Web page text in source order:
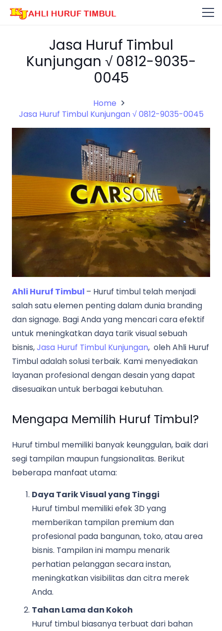
Jasa Huruf Timbul
Kunjungan √ 0812-9035-
0045
Home
Jasa Huruf Timbul Kunjungan √ 0812-9035-0045
Ahli Huruf Timbul – Huruf timbul telah menjadi
salah satu elemen penting dalam dunia branding
dan signage. Bagi Anda yang mencari cara efektif
untuk meningkatkan daya tarik visual sebuah
bisnis,Jasa Huruf Timbul Kunjungan, oleh Ahli Huruf
Timbul adalah solusi terbaik. Kami menyediakan
layanan profesional dengan desain yang dapat
disesuaikan untuk berbagai kebutuhan.
Mengapa Memilih Huruf Timbul?
Huruf timbul memiliki banyak keunggulan, baik dari
segi tampilan maupun fungsionalitas. Berikut
beberapa manfaat utama:
Daya Tarik Visual yang Tinggi
Huruf timbul memiliki efek 3D yang
memberikan tampilan premium dan
profesional pada bangunan, toko, atau area
bisnis. Tampilan ini mampu menarik
perhatian pelanggan secara instan,
meningkatkan visibilitas dan citra merek
Anda.
Tahan Lama dan Kokoh
Huruf timbul biasanya terbuat dari bahan